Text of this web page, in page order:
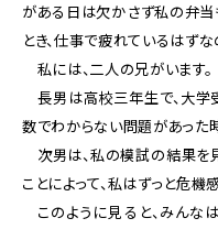
がある日は欠かさず私の弁当
とき、仕事で疲れているはずな
私には、二人の兄がいます。
長男は高校三年生で、大学
数でわからない問題があった
次男は、私の模試の結果を
ことによって、私はずっと危機
このように見ると、みんな